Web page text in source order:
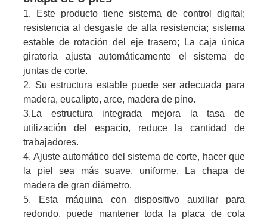
1. Este producto tiene sistema de control digital;
resistencia al desgaste de alta resistencia; sistema
estable de rotación del eje trasero; La caja única
giratoria ajusta automáticamente el sistema de
juntas de corte.
2. Su estructura estable puede ser adecuada para
madera, eucalipto, arce, madera de pino.
3.La estructura integrada mejora la tasa de
utilización del espacio, reduce la cantidad de
trabajadores.
4. Ajuste automático del sistema de corte, hacer que
la piel sea más suave, uniforme. La chapa de
madera de gran diámetro.
5. Esta máquina con dispositivo auxiliar para
redondo, puede mantener toda la placa de cola